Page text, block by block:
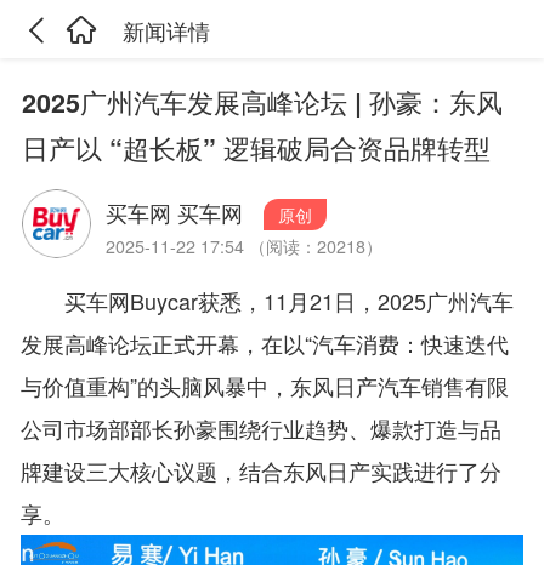
新闻详情
2025广州汽车发展高峰论坛 | 孙豪：东风
日产以 “超长板” 逻辑破局合资品牌转型
买车网 买车网
原创
2025-11-22 17:54 （阅读：20218）
买车网Buycar获悉，11月21日，2025广州汽车
发展高峰论坛正式开幕，在以“汽车消费：快速迭代
与价值重构”的头脑风暴中，东风日产汽车销售有限
公司市场部部长孙豪围绕行业趋势、爆款打造与品
牌建设三大核心议题，结合东风日产实践进行了分
享。